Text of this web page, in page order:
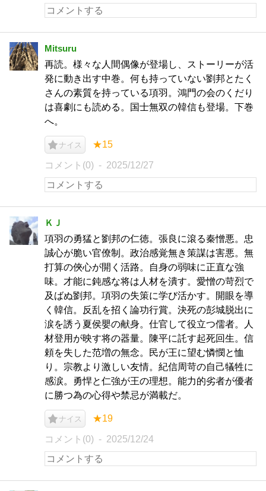
Mitsuru
再読。様々な人間偶像が登場し、ストーリーが活
発に動き出す中巻。何も持っていない劉邦とたく
さんの素質を持っている項羽。鴻門の会のくだり
は喜劇にも読める。国士無双の韓信も登場。下巻
へ。
ナイス ★15
コメント(0) 2025/12/27
ＫＪ
項羽の勇猛と劉邦の仁徳。張良に滾る秦憎悪。忠
誠心が脆い官僚制。政治感覚無き策謀は害悪。無
打算の俠心が開く活路。自身の弱味に正直な強
味。才能に鈍感な将は人材を潰す。愛憎の苛烈で
及ばぬ劉邦。項羽の失策に学び活かす。開眼を導
く韓信。反乱を招く論功行賞。決死の彭城脱出に
涙を誘う夏侯嬰の献身。仕官して役立つ儒者。人
材登用が映す将の器量。陳平に託す起死回生。信
頼を失した范増の無念。民が王に望む憐憫と恤
り。宗教より激しい友情。紀信周苛の自己犠牲に
感涙。勇悍と仁強が王の理想。能力的劣者が優者
に勝つ為の心得や禁忌が満載だ。
ナイス ★19
コメント(0) 2025/12/24